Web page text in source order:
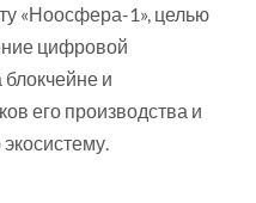
«Ноосфера-1», целью
цифровой
и
его производства и